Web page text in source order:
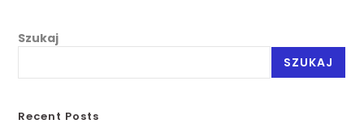
Szukaj
SZUKAJ
Recent Posts